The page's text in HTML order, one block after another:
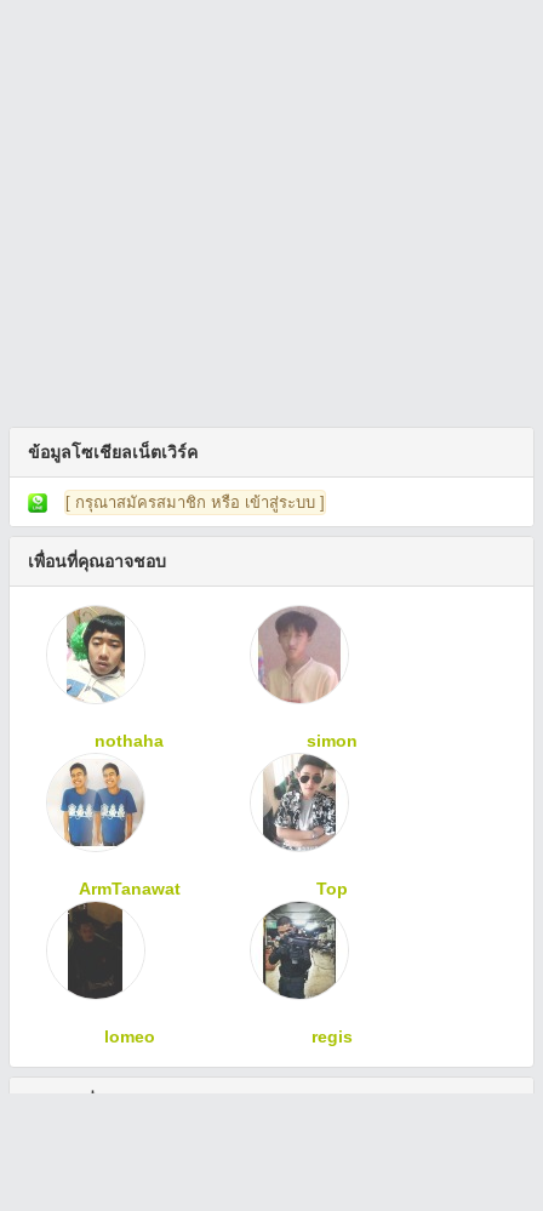
ข้อมูลโซเชียลเน็ตเวิร์ค
[ กรุณาสมัครสมาชิก หรือ เข้าสู่ระบบ ]
เพื่อนที่คุณอาจชอบ
nothaha simon
ArmTanawat Top
lomeo regis